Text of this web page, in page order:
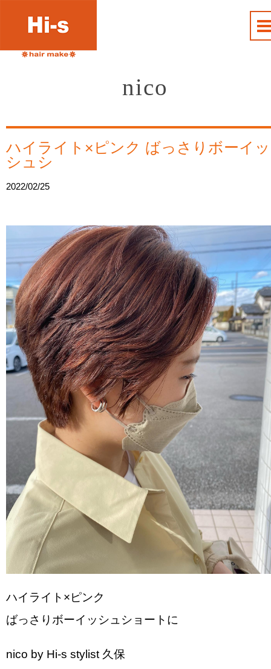
nico
ハイライト×ピンク ばっさりボーイッ
シュシ
2022/02/25
ハイライト×ピンク
ばっさりボーイッシュショートに︎︎
nico by Hi-s stylist 久保︎